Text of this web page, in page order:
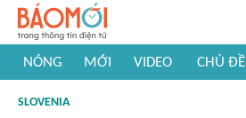
NÓNG MỚI VIDEO CHỦ ĐỀ
#Khám phá thế giới
SLOVENIA